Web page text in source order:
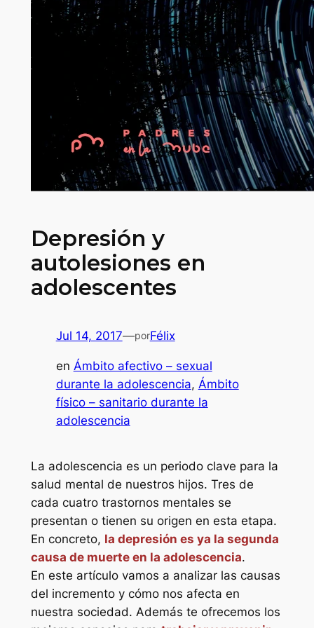
Depresión y
autolesiones en
adolescentes
Jul 14, 2017—porFélix
en Ámbito afectivo – sexual
durante la adolescencia, Ámbito
físico – sanitario durante la
adolescencia
La adolescencia es un periodo clave para la
salud mental de nuestros hijos. Tres de
cada cuatro trastornos mentales se
presentan o tienen su origen en esta etapa.
En concreto, la depresión es ya la segunda
causa de muerte en la adolescencia.
En este artículo vamos a analizar las causas
del incremento y cómo nos afecta en
nuestra sociedad. Además te ofrecemos los